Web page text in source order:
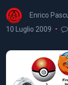
Enrico
10 Luglio 2009